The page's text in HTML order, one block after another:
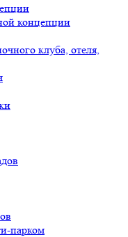
концепции
клуба, отеля,
парком